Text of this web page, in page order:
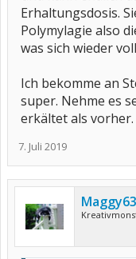
Erhaltungsdosis.
Polymylagie also
was sich wieder
Ich bekomme an
super. Nehme es
erkältet als vorher.
7. Juli 2019
Maggy63